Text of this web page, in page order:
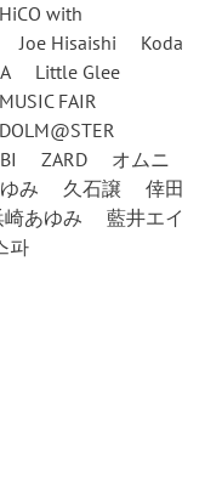
with
Joe Hisaishi
Koda
Little Glee
MUSIC FAIR
ZARD
オムニ
み 久石譲
倖田
崎あゆみ
藍井エイ
파